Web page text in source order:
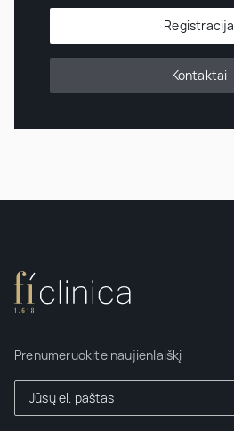
Registracija
Kontaktai
Prenumeruokite naujienlaiškį